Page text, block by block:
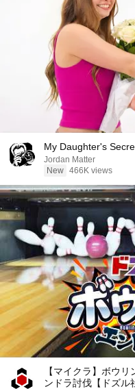
My Daughter's
Jordan Matter
New 466K views
【マイクラ】ボウ
ンドラ討伐【ドズル